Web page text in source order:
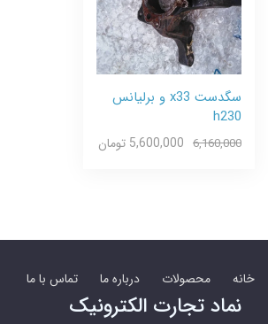
سگدست x33 و برلیانس
h230
6,160,000 5,600,000 تومان
خانه محصولات درباره ما تماس با ما
نماد تجارت الکترونیک